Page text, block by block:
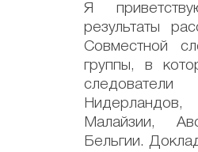
Я
результаты
Совместной
группы, в
Малайзии,
Бельгии.